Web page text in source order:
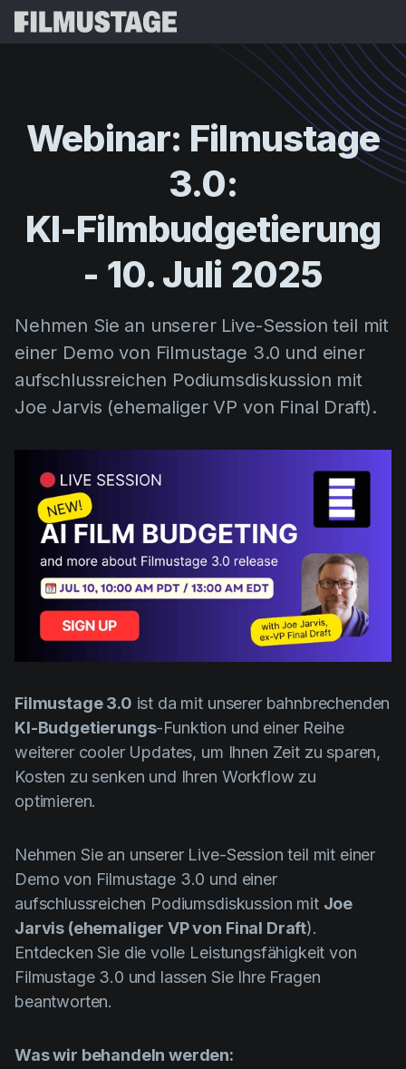
Storyboards & Shot Lists
Budgeting
VFX Breakdown
Script Analysis
Script Sides
Tagesdispositionen
AI Agent
Preise
All
Customer Stories
Directing
Distribution
Filmmaking
Filmustage news
Gaming
Guides
IP Development
Post-production
Pre-production
Production
Screenwriting
Script breakdown
Script coverage
Technologies
Ressourcen
Empfehlungsprogramm
Webinare & Veranstaltungen
Vorlagen
Leitfäden
Hilfezentrum
Webinar: Filmustage
3.0:
KI-Filmbudgetierung
- 10. Juli 2025
Nehmen Sie an unserer Live-Session teil mit
einer Demo von Filmustage 3.0 und einer
aufschlussreichen Podiumsdiskussion mit
Joe Jarvis (ehemaliger VP von Final Draft).
Filmustage 3.0 ist da mit unserer bahnbrechenden
KI-Budgetierungs-Funktion und einer Reihe
weiterer cooler Updates, um Ihnen Zeit zu sparen,
Kosten zu senken und Ihren Workflow zu
optimieren.
Nehmen Sie an unserer Live-Session teil mit einer
Demo von Filmustage 3.0 und einer
aufschlussreichen Podiumsdiskussion mit Joe
Jarvis (ehemaliger VP von Final Draft).
Entdecken Sie die volle Leistungsfähigkeit von
Filmustage 3.0 und lassen Sie Ihre Fragen
beantworten.
Was wir behandeln werden: